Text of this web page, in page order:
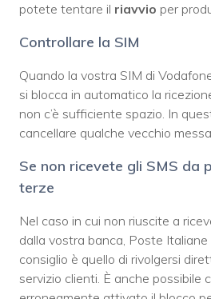
potete tentare il riavvio per
Controllare la SIM
Quando la vostra SIM di
si blocca in automatico la
non c’è sufficiente spazio. In
cancellare qualche vecchio
Se non ricevete gli SMS da
terze
Nel caso in cui non riuscite a
dalla vostra banca, Poste
consiglio è quello di rivolgersi
servizio clienti. È anche possibile